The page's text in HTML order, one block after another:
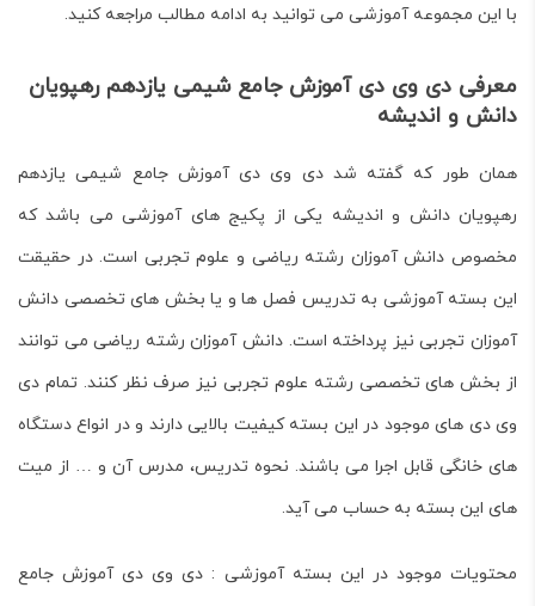
با این مجموعه آموزشی می توانید به ادامه مطالب مراجعه کنید.
معرفی دی وی دی آموزش جامع شیمی یازدهم رهپویان
دانش و اندیشه
همان طور که گفته شد دی وی دی آموزش جامع شیمی یازدهم
رهپویان دانش و اندیشه یکی از پکیج های آموزشی می باشد که
مخصوص دانش آموزان رشته ریاضی و علوم تجربی است. در حقیقت
این بسته آموزشی به تدریس فصل ها و یا بخش های تخصصی دانش
آموزان تجربی نیز پرداخته است. دانش آموزان رشته ریاضی می توانند
از بخش های تخصصی رشته علوم تجربی نیز صرف نظر کنند. تمام دی
وی دی های موجود در این بسته کیفیت بالایی دارند و در انواع دستگاه
های خانگی قابل اجرا می باشند. نحوه تدریس، مدرس آن و … از میت
های این بسته به حساب می آید.
محتویات موجود در این بسته آموزشی : دی وی دی آموزش جامع